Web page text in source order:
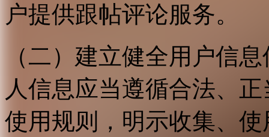
户提供跟帖评论服务。
（二）建立健全用户信
人信息应当遵循合法、
使用规则，明示收集、